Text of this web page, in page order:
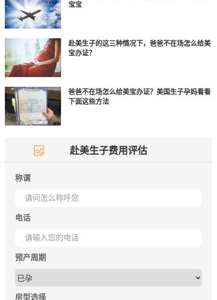
宝宝
赴美生子的这三种情况下，爸爸不在场怎么给美
宝办证？
爸爸不在场怎么给美宝办证？美国生子孕妈看看
下面这些方法
赴美生子费用评估
称谓
电话
预产周期
房型选择